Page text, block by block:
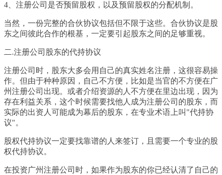
4、注册公司是否预留股权，以及预留股权的分配机制。
当然，一份完整的合伙协议包括但不限于这些。合伙协议是股
东之间彼此合作的根基，一定要引起股东之间的足够重视。
二.注册公司股东的代持协议
注册公司时，股东大多会用自己的真实姓名注册，这很容易操
作。但由于种种原因，自己不方便，比如是当官的不方便在广
州注册公司出现。或者介绍资源的人不方便在里边出现，因为
存在利益关系，这个时候需要找他人成为注册公司的股东，而
实际的出资人可能成为幕后的股东，在专业术语上叫"代持协
议"。
股权代持协议一定要找靠谱的人来签订，且需要一个专业的股
权代持协议。
在投资广州注册公司时，如果作为股东的你已经认清了自己的